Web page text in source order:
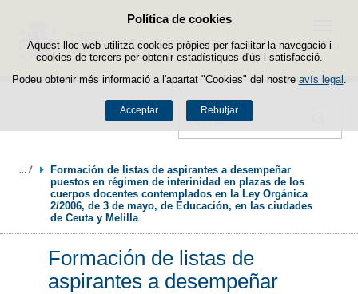
Política de cookies
Aquest lloc web utilitza cookies pròpies per facilitar la navegació i
cookies de tercers per obtenir estadístiques d'ús i satisfacció.
Podeu obtenir més informació a l'apartat "Cookies" del nostre avís legal
Acceptar Rebutjar
Passar al contingut
Cercador
Menú
Formación de listas de aspirantes a desempeñar
puestos en régimen de interinidad en plazas de los
cuerpos docentes contemplados en la Ley Orgánica
2/2006, de 3 de mayo, de Educación, en las ciudades
de Ceuta y Melilla
Formación de listas de
aspirantes a desempeñar